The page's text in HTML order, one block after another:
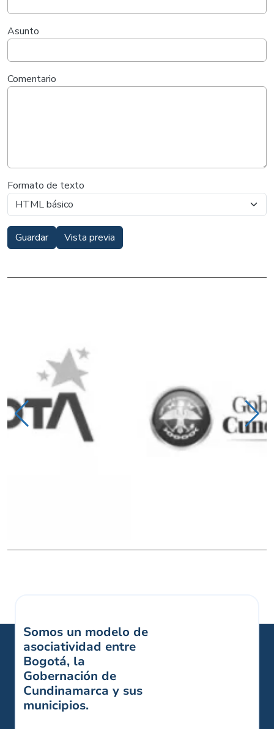
Asunto
Comentario
Formato de texto
Guardar Vista previa
Somos un modelo de
asociatividad entre
Bogotá, la
Gobernación de
Cundinamarca y sus
municipios.